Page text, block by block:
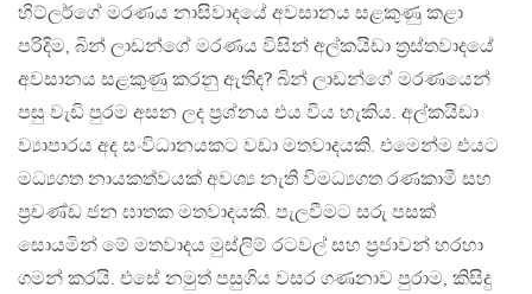
හිට්ලර්ගේ මරණය නාසිවාදයේ අවසානය සළකුණු කළා
පරිදිම, බින් ලාඩන්ගේ මරණය විසින් අල්කයිඩා ත්‍රස්තවාදයේ
අවසානය සළකුණු කරනු ඇතිද? බින් ලාඩන්ගේ මරණයෙන්
පසු වැඩි පුරම අසන ලද ප්‍රශ්නය එය විය හැකිය. අල්කයිඩා
ව්‍යාපාරය අද සංවිධානයකට වඩා මතවාදයකි. එමෙන්ම එයට
මධ්‍යගත නායකත්වයක් අවශ්‍ය නැති විමධ්‍යගත රණකාමී සහ
ප්‍රචණ්ඩ ජන ඝාතක මතවාදයකි. පැලවීමට සරු පසක්
සොයමින් මේ මතවාදය මුස්ලිම් රටවල් සහ ප්‍රජාවන් හරහා
ගමන් කරයි. එසේ නමුත් පසුගිය වසර ගණනාව පුරාම, කිසිදු